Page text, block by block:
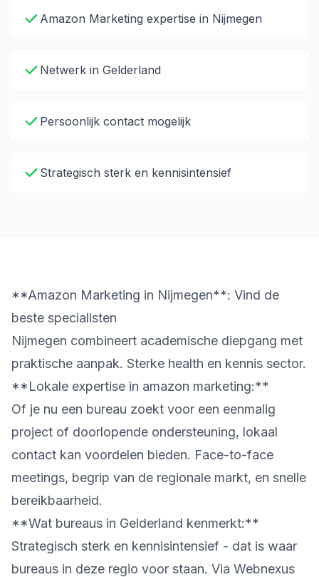
Amazon Marketing expertise in Nijmegen
Netwerk in Gelderland
Persoonlijk contact mogelijk
Strategisch sterk en kennisintensief
**Amazon Marketing in Nijmegen**: Vind de
beste specialisten
Nijmegen combineert academische diepgang met
praktische aanpak. Sterke health en kennis sector.
**Lokale expertise in amazon marketing:**
Of je nu een bureau zoekt voor een eenmalig
project of doorlopende ondersteuning, lokaal
contact kan voordelen bieden. Face-to-face
meetings, begrip van de regionale markt, en snelle
bereikbaarheid.
**Wat bureaus in Gelderland kenmerkt:**
Strategisch sterk en kennisintensief - dat is waar
bureaus in deze regio voor staan. Via Webnexus